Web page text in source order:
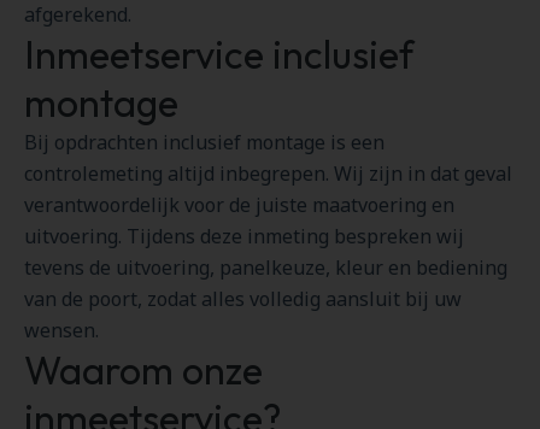
afgerekend.
Inmeetservice inclusief
montage
Bij opdrachten inclusief montage is een
controlemeting altijd inbegrepen. Wij zijn in dat geval
verantwoordelijk voor de juiste maatvoering en
uitvoering. Tijdens deze inmeting bespreken wij
tevens de uitvoering, panelkeuze, kleur en bediening
van de poort, zodat alles volledig aansluit bij uw
wensen.
Waarom onze
inmeetservice?